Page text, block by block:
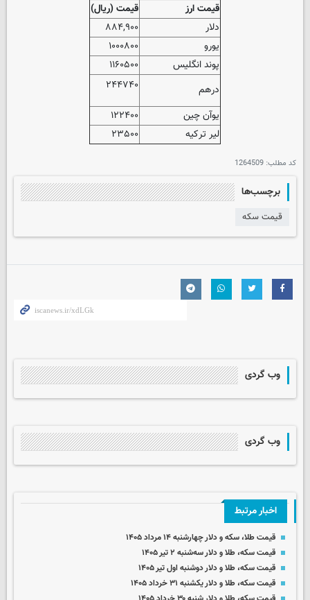
قیمت ارز
قیمت (ریال)
دلار
۸۸۴,۹۰۰
یورو
۱۰۰۰۸۰۰
پوند انگلیس
۱۱۶۰۵۰۰
درهم
۲۴۴۷۴۰
یوآن چین
۱۲۲۴۰۰
لیر ترکیه
۲۳۵۰۰
کد مطلب: 1264509
برچسب‌ها
قیمت سکه
وب گردی
وب گردی
اخبار مرتبط
قیمت طلا، سکه و دلار چهارشنبه ۱۴ مرداد ۱۴۰۵
قیمت سکه، طلا و دلار سه‌شنبه ۲ تیر ۱۴۰۵
قیمت سکه، طلا و دلار دوشنبه اول تیر ۱۴۰۵
قیمت سکه، طلا و دلار یکشنبه ۳۱ خرداد ۱۴۰۵